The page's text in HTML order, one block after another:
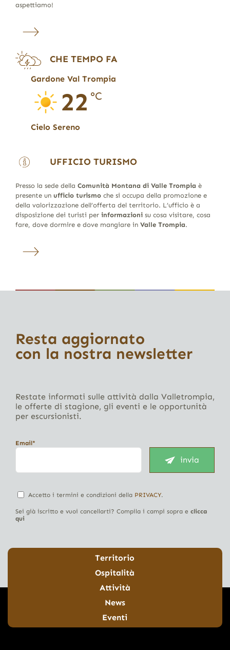
aspettiamo!
CHE TEMPO FA
Gardone Val Trompia
22 °C
Cielo Sereno
UFFICIO TURISMO
Presso la sede della Comunità Montana di Valle Trompia è
presente un ufficio turismoche si occupa della promozione e
della valorizzazione dell’offerta del territorio. L’ufficio è a
disposizione dei turisti per informazionisu cosa visitare, cosa
fare, dove dormire e dove mangiare in Valle Trompia.
Resta aggiornato
con la nostra newsletter
Restate informati sulle attività dalla Valletrompia,
le offerte di stagione, gli eventi e le opportunità
per escursionisti.
Email*
invia
Accetto i termini e condizioni della PRIVACY.
Sei già iscritto e vuoi cancellarti? Compila i campi sopra e clicca
qui
Territorio
Ospitalità
Attività
News
Eventi